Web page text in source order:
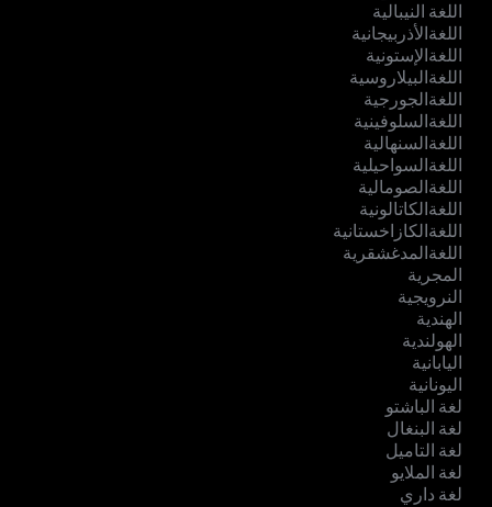
اللغة النيبالية
اللغةالأذربيجانية
اللغةالإستونية
اللغةالبيلاروسية
اللغةالجورجية
اللغةالسلوفينية
اللغةالسنهالية
اللغةالسواحيلية
اللغةالصومالية
اللغةالكاتالونية
اللغةالكازاخستانية
اللغةالمدغشقرية
المجرية
النرويجية
الهندية
الهولندية
اليابانية
اليونانية
لغة الباشتو
لغة البنغال
لغة التاميل
لغة الملايو
لغة داري